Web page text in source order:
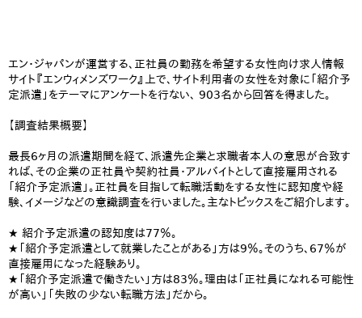
エン・ジャパンが運営する、正社員の勤務を希望する女性向け求人情報
サイト『エンウィメンズワーク』上で、サイト利用者の女性を対象に「紹介予
定派遣」をテーマにアンケートを行ない、 903名から回答を得ました。
【調査結果概要】
最長6ヶ月の派遣期間を経て、派遣先企業と求職者本人の意思が合致す
れば、その企業の正社員や契約社員・アルバイトとして直接雇用される
「紹介予定派遣」。正社員を目指して転職活動をする女性に認知度や経
験、イメージなどの意識調査を行いました。主なトピックスをご紹介します。
★ 紹介予定派遣の認知度は77％。
★「紹介予定派遣として就業したことがある」方は9％。そのうち、67％が
直接雇用になった経験あり。
★「紹介予定派遣で働きたい」方は83％。理由は「正社員になれる可能性
が高い」「失敗の少ない転職方法」だから。